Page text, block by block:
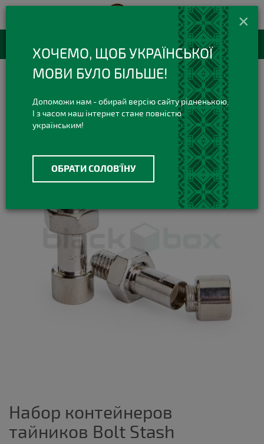
+38(073)420 420 3
Viber Telegram
RU
Набор контейнеров тайников Bolt Stash
Набор контейнеров
тайников Bolt Stash
×
ХОЧЕМО, ЩОБ УКРАЇНСЬКОЇ
МОВИ БУЛО БІЛЬШЕ!
Допоможи нам - обирай версію сайту рідненькою.
І з часом наш інтернет стане повністю
українським!
ОБРАТИ СОЛОВ'ЇНУ